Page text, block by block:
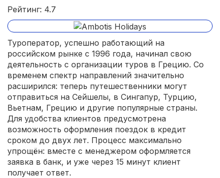
Рейтинг: 4.7
Туроператор, успешно работающий на
российском рынке с 1996 года, начинал свою
деятельность с организации туров в Грецию. Со
временем спектр направлений значительно
расширился: теперь путешественники могут
отправиться на Сейшелы, в Сингапур, Турцию,
Вьетнам, Грецию и другие популярные страны.
Для удобства клиентов предусмотрена
возможность оформления поездок в кредит
сроком до двух лет. Процесс максимально
упрощён: вместе с менеджером оформляется
заявка в банк, и уже через 15 минут клиент
получает ответ.